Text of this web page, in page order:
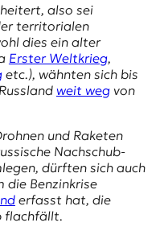
also sei
territorialen
dies ein alter
Erster Weltkrieg,
etc.), wähnten sich bis
weit wegvon
und Raketen
Nachschub-
dürften sich auch
die Benzinkrise
erfasst hat, die
flachfällt.